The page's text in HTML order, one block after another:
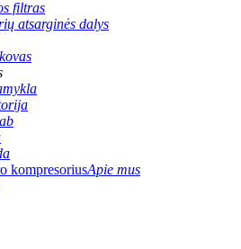
filtras
atsarginės dalys
Apie mus